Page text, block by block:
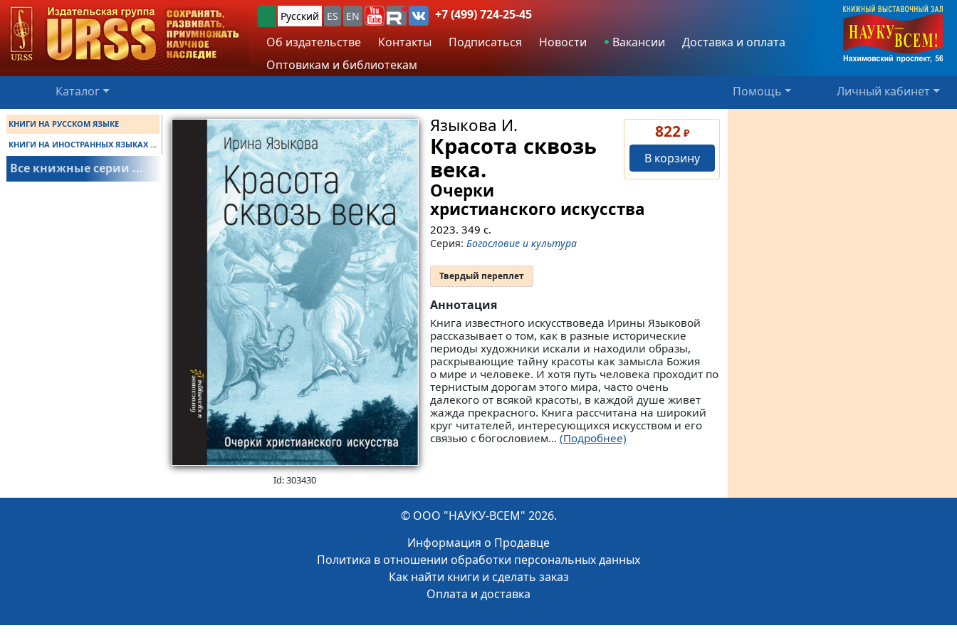
Русский ES EN
+7 (499) 724-25-45
Об издательстве
Контакты Подписаться Новости Вакансии
Доставка и оплата
Оптовикам и библиотекам
Каталог
Помощь Личный кабинет
КНИГИ НА РУССКОМ ЯЗЫКЕ
КНИГИ НА ИНОСТРАННЫХ ЯЗЫКАХ ...
Все книжные серии ...
Id: 303430
822₽
В корзину
Языкова И.
Красота сквозь
века.
Очерки
христианского искусства
2023. 349 с.
Серия: Богословие и культура
Твердый переплет
Аннотация
Книга известного искусствоведа Ирины Языковой
рассказывает о том, как в разные исторические
периоды художники искали и находили образы,
раскрывающие тайну красоты как замысла Божия
о мире и человеке. И хотя путь человека проходит по
тернистым дорогам этого мира, часто очень
далекого от всякой красоты, в каждой душе живет
жажда прекрасного. Книга рассчитана на широкий
круг читателей, интересующихся искусством и его
связью с богословием... (Подробнее)
© ООО "НАУКУ-ВСЕМ" 2026.
Информация о Продавце
Политика в отношении обработки персональных данных
Как найти книги и сделать заказ
Оплата и доставка